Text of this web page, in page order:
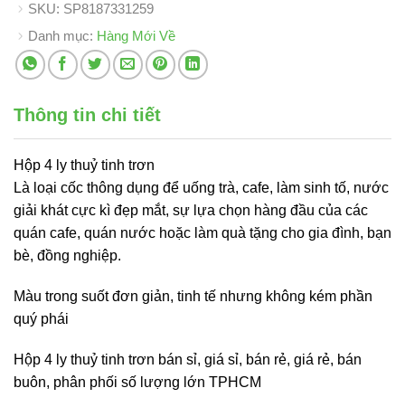
SKU: SP8187331259
Danh mục: Hàng Mới Về
Thông tin chi tiết
Hộp 4 ly thuỷ tinh trơn
Là loại cốc thông dụng để uống trà, cafe, làm sinh tố, nước
giải khát cực kì đẹp mắt, sự lựa chọn hàng đầu của các
quán cafe, quán nước hoặc làm quà tặng cho gia đình, bạn
bè, đồng nghiệp.
Màu trong suốt đơn giản, tinh tế nhưng không kém phần
quý phái
Hộp 4 ly thuỷ tinh trơn bán sỉ, giá sỉ, bán rẻ, giá rẻ, bán
buôn, phân phối số lượng lớn TPHCM